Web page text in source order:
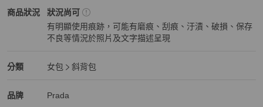
整體約7成新，有正常使用感和髒污，帆布有褪色，釘釦可正常使用
沒有問題，請放大檢查照片，照片都有拍出來，喜歡不要錯過，只有
二手程度:70%［B級］
專櫃參考售價：$45,000
商品狀況
Prada女包 商品狀態與細節
狀況尚可
有明顯使用痕跡，可能有磨痕、刮痕、汙漬、破損、保存
不良等情況於照片及文字描述呈現
分類
Prada 分類資訊
女包
斜背包
品牌
Prada 女包品牌介紹
Prada
Prada 推薦清單